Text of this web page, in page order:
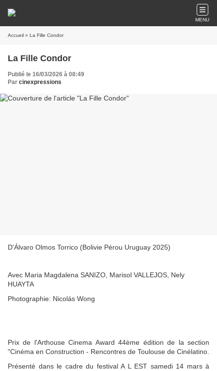
MENU
Accueil » La Fille Condor
La Fille Condor
Publié le 16/03/2026 à 08:49
Par cinexpressions
D'Álvaro Olmos Torrico (Bolivie Pérou Uruguay 2025)
Avec Maria Magdalena SANIZO, Marisol VALLEJOS, Nely
HUAYTA
Photographie: Nicolás Wong
Prix de l'Arthouse Cinema Award 44ème édition de la section
"Cinéma en Construction - Rencontres de Toulouse de Cinélatino.
Présenté dans le cadre du festival A L EST samedi 14 mars à